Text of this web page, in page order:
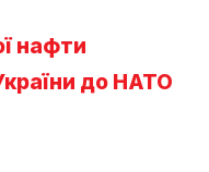
нафти
до НАТО